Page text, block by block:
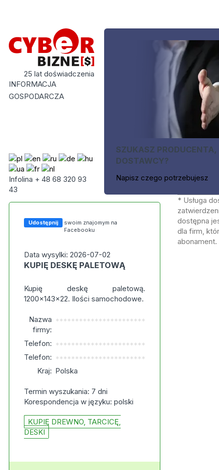
25 lat doświadczenia
INFORMACJA
GOSPODARCZA
Infolina + 48 68 320 93
43
SZUKASZ PRODUCENTA,
DOSTAWCY?
Napisz czego potrzebujesz
Udostępnij
swoim znajomym na
Facebooku
Data wysylki: 2026-07-02
KUPIĘ DESKĘ PALETOWĄ
Kupię deskę paletową.
1200x143x22. Ilości samochodowe.
Nazwa
firmy:
***********************
Telefon: ***********************
Telefon: ***********************
Kraj: Polska
Termin wyszukania: 7 dni
Korespondencja w języku: polski
KUPIĘ DREWNO, TARCICĘ,
DESKI
* Usługa
dostępna
dla firm,
abonament.